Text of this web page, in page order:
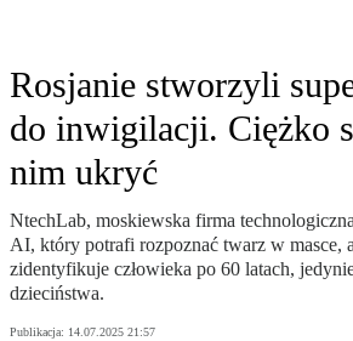
Rosjanie stworzyli
do inwigilacji. Ciężko
nim ukryć
NtechLab, moskiewska firma
AI, który potrafi rozpoznać twarz w masce,
zidentyfikuje człowieka po 60 latach,
dzieciństwa.
Publikacja: 14.07.2025 21:57